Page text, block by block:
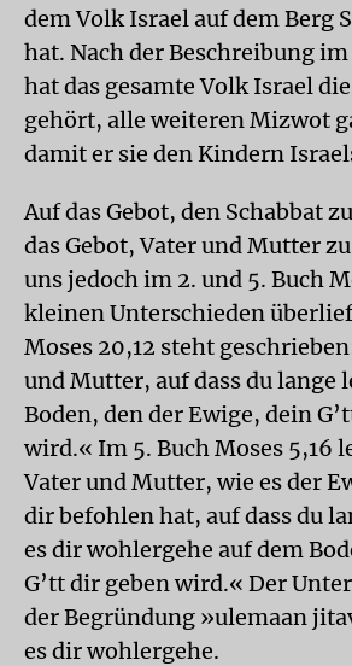
dem Volk Israel auf dem Berg
hat. Nach der Beschreibung im
hat das gesamte Volk Israel
gehört, alle weiteren Mizwot
damit er sie den Kindern
Auf das Gebot, den Schabbat
das Gebot, Vater und Mutter
uns jedoch im 2. und 5. Buch
kleinen Unterschieden
Moses 20,12 steht
und Mutter, auf dass du lange
Boden, den der Ewige, dein
wird.« Im 5. Buch Moses 5,16
Vater und Mutter, wie es der
dir befohlen hat, auf dass du
es dir wohlergehe auf dem
G’tt dir geben wird.« Der
der Begründung »ulemaan
es dir wohlergehe.